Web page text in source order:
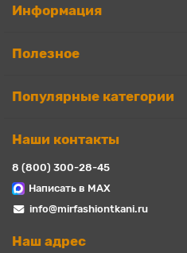
Информация
Полезное
Популярные категории
Наши контакты
8 (800) 300-28-45
Написать в MAX
info@mirfashiontkani.ru
Наш адрес